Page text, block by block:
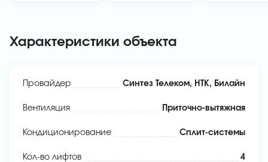
Характеристики объекта
Провайдер Синтез Телеком, НТК, Билайн
Вентиляция Приточно-вытяжная
Кондиционирование Сплит-системы
Кол-во лифтов 4